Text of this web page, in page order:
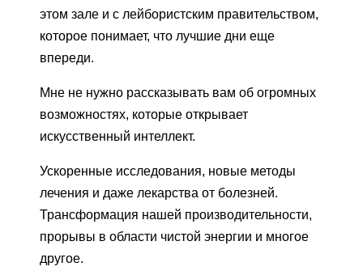
этом зале и с лейбористским правительством,
которое понимает, что лучшие дни еще
впереди.
Мне не нужно рассказывать вам об огромных
возможностях, которые открывает
искусственный интеллект.
Ускоренные исследования, новые методы
лечения и даже лекарства от болезней.
Трансформация нашей производительности,
прорывы в области чистой энергии и многое
другое.